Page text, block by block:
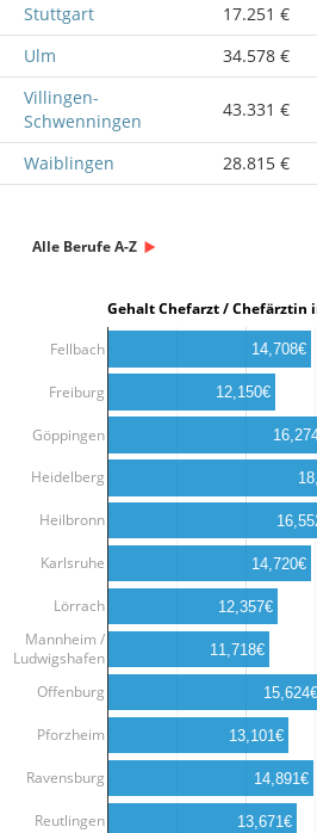
Stuttgart
17.251 €
Ulm
34.578 €
Villingen-
Schwenningen
43.331 €
Waiblingen 28.815 €
Alle Berufe A-Z
Gehalt Chefarzt /
Fellbach
Freiburg
Göppingen
Heidelberg
Heilbronn
Karlsruhe
Lörrach
Mannheim /
Ludwigshafen
Offenburg
Pforzheim
Ravensburg
Reutlingen
14,708€
12,150€
14,720€
12,357€
11,718€
15,624€
13,101€
14,891€
13,671€